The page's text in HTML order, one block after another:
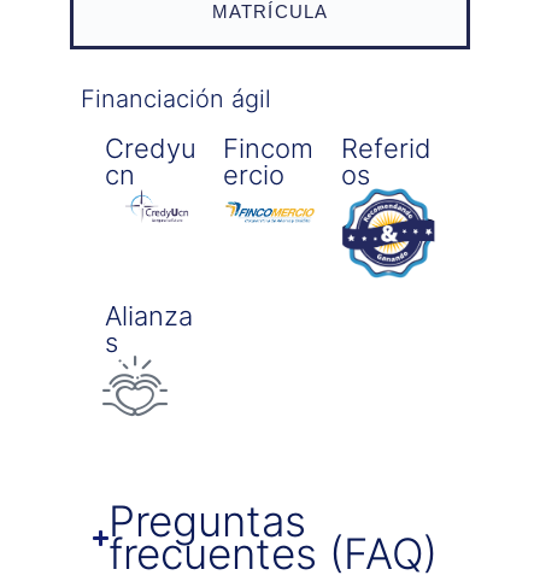
MATRÍCULA
Financiación ágil
Credyu
Cn
Fincom
Ercio
Referid
Os
Alianza
S
Preguntas
frecuentes (FAQ)